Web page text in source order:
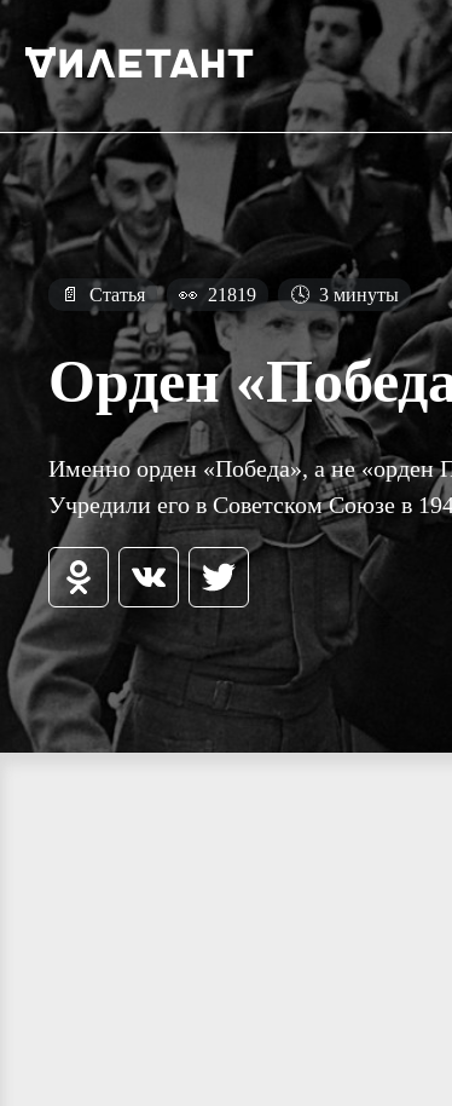
📄 Статья 👀 21819 🕓 3 минуты
Орден
Именно орден «Победа», а не «орден
Учредили его в Советском Союзе в